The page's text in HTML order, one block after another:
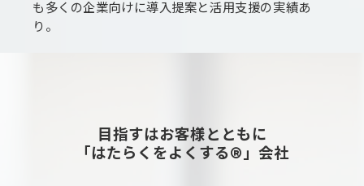
も多くの企業向けに導入提案と活用支援の実績あ
り。
目指すはお客様とともに
「はたらくをよくする®」会社